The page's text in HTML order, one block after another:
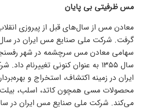
مس ظرفیتی بی پایان
معادن مس از سال‌های قبل از پیروزی
سهامی معادن مس سرچشمه در شهر
سال ۱۳۵۵ به عنوان کنونی
ایران در زمینه اکتشاف، استخراج و
محصولات مسی همچون کاتد، اسلب، بیلت